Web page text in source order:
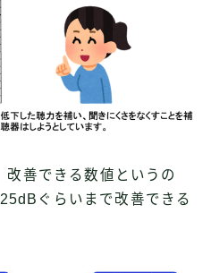
善できる数値というの
ぐらいまで改善できる